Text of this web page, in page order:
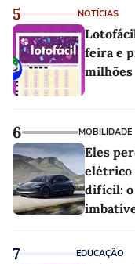
5 NOTÍCIAS
feira e
milhões
6 MOBILIDADE
Eles
elétrico
difícil: o
7 EDUCAÇÃO